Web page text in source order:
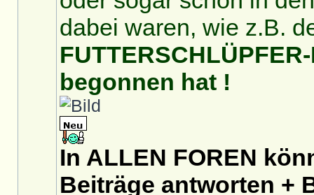
dabei waren, wie z.B.
begonnen hat !
In ALLEN FOREN
Beiträge antworten +